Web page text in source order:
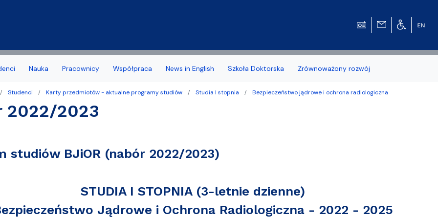
Wydziału
Causa
Deklaracja dostępności
Biuro Karier
Samorząd Studentów
Nauka
obrony, nagrody
Pracownicy Współpraca News in English Szkoła Doktorska Zrównoważony rozwój
Studenci Karty przedmiotów - aktualne programy studiów Studia I stopnia Bezpieczeństwo jądrowe i ochrona radiologiczna
2022/2023
studiów BJiOR (nabór 2022/2023)
STUDIA I STOPNIA (3-letnie dzienne)
Jądrowe i Ochrona Radiologiczna - 2022 - 2025